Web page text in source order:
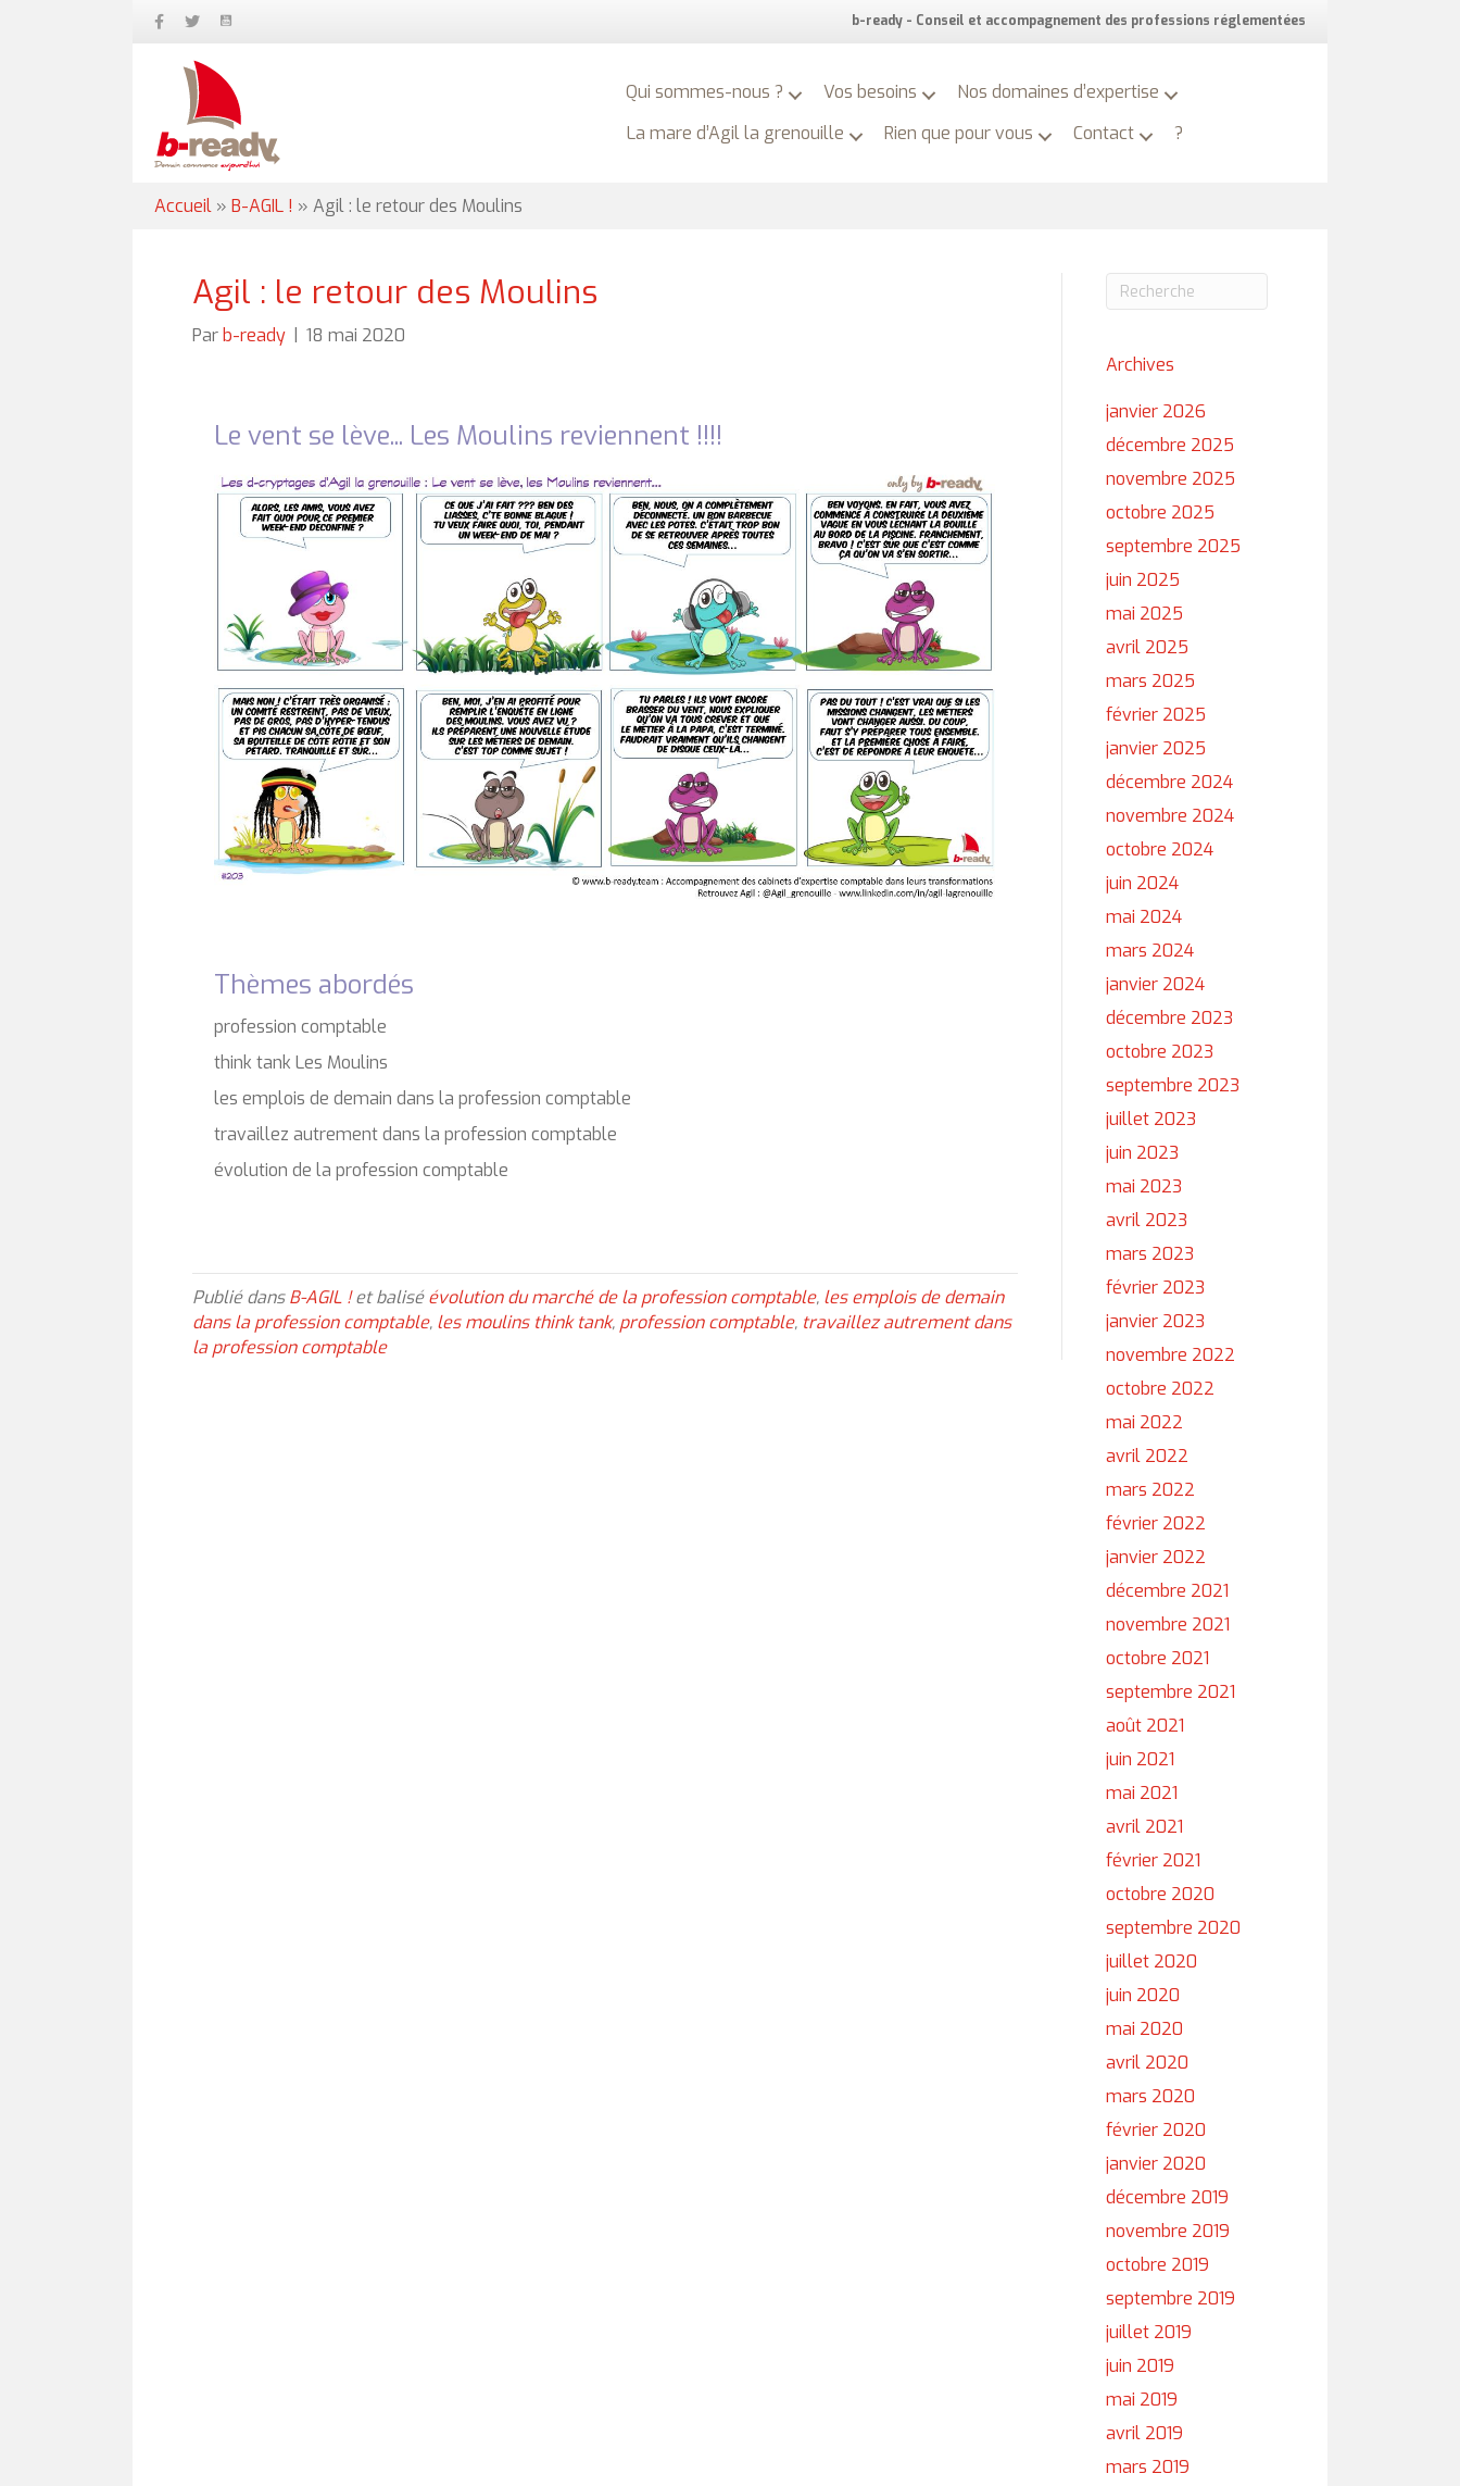
b-ready - Conseil et accompagnement des professions réglementées
Qui sommes-nous ? Vos besoins
Nos domaines d’expertise
La mare d’Agil la grenouille
Rien que pour vous Contact ?
Accueil » B-AGIL ! » Agil : le retour des Moulins
Agil : le retour des Moulins
Par b-ready 18 mai 2020
Le vent se lève... Les Moulins reviennent !!!!
Thèmes abordés
profession comptable
think tank Les Moulins
les emplois de demain dans la profession comptable
travaillez autrement dans la profession comptable
évolution de la profession comptable
Publié dansB-AGIL !et baliséévolution du marché de la profession comptable, les emplois de demain
dans la profession comptable, les moulins think tank, profession comptable, travaillez autrement dans
la profession comptable
Archives
janvier 2026
décembre 2025
novembre 2025
octobre 2025
septembre 2025
juin 2025
mai 2025
avril 2025
mars 2025
février 2025
janvier 2025
décembre 2024
novembre 2024
octobre 2024
juin 2024
mai 2024
mars 2024
janvier 2024
décembre 2023
octobre 2023
septembre 2023
juillet 2023
juin 2023
mai 2023
avril 2023
mars 2023
février 2023
janvier 2023
novembre 2022
octobre 2022
mai 2022
avril 2022
mars 2022
février 2022
janvier 2022
décembre 2021
novembre 2021
octobre 2021
septembre 2021
août 2021
juin 2021
mai 2021
avril 2021
février 2021
octobre 2020
septembre 2020
juillet 2020
juin 2020
mai 2020
avril 2020
mars 2020
février 2020
janvier 2020
décembre 2019
novembre 2019
octobre 2019
septembre 2019
juillet 2019
juin 2019
mai 2019
avril 2019
mars 2019